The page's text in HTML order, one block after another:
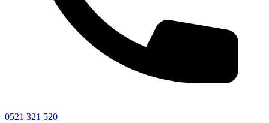
0521 321 520